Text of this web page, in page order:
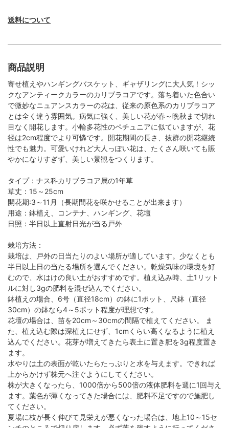
送料について
商品説明
寄せ植えやハンギングバスケット、ギャザリングに大人気！シッ
クなアンティークカラーのカリブラコアです。落ち着いた色合い
で微妙なニュアンスカラーの花は、従来の原色系のカリブラコア
とは全く違う雰囲気。病気に強く、美しい花が春～晩秋まで切れ
目なく開花します。小輪多花性のペチュニアに似ていますが、花
径は2cm程度でより可憐です。開花期間の長さ、抜群の開花継続
性でも魅力。可愛いけれど大人っぽい花は、たくさん咲いても賑
やかになりすぎず、美しい景観をつくります。
タイプ：ナス科カリブラコア属の1年草
草丈：15～25cm
開花期:3～11月（長期間花を咲かせることが出来ます）
用途：鉢植え、コンテナ、ハンギング、花壇
日照：半日以上直射日光が当る戸外
栽培方法：
栽培は、戸外の日当たりのよい場所が適しています。少なくとも
半日以上日の当たる場所を選んでください。乾燥気味の環境を好
むので、水はけの良い土がおすすめです。植え込み時、土1リット
ルに対し3gの肥料を混ぜ込んでください。
鉢植えの場合、6号（直径18cm）の鉢に1ポット、尺鉢（直径
30cm）の鉢なら4～5ポット程度が理想です。
花壇の場合は、苗を20cm～30cmの間隔で植えてください。 ま
た、植え込む際は深植えにせず、1cmくらい高くなるように植え
込んでください。花芽が増えてきたら表土に置き肥を3g程度置き
ます。
水やりは土の表面が乾いたらたっぷりと水を与えます。できれば
上からかけず株元へ注ぐようにしてください。
株が大きくなったら、1000倍から500倍の液体肥料を週に1回与え
ます。葉色が薄くなってきた場合には、肥料不足ですので施肥し
てください。
夏場に枝が長く伸びて見栄えが悪くなった場合は、地上10～15セ